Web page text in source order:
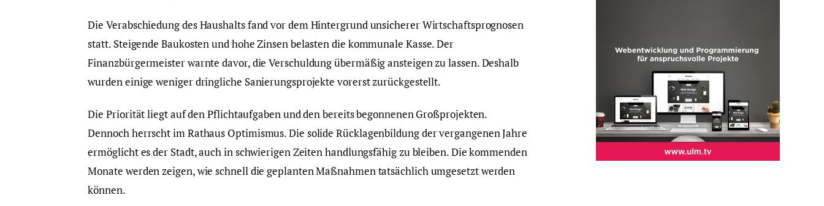
Die Verabschiedung des Haushalts fand vor dem Hintergrund unsicherer Wirtschaftsprognosen
statt. Steigende Baukosten und hohe Zinsen belasten die kommunale Kasse. Der
Finanzbürgermeister warnte davor, die Verschuldung übermäßig ansteigen zu lassen. Deshalb
wurden einige weniger dringliche Sanierungsprojekte vorerst zurückgestellt.
Die Priorität liegt auf den Pflichtaufgaben und den bereits begonnenen Großprojekten.
Dennoch herrscht im Rathaus Optimismus. Die solide Rücklagenbildung der vergangenen Jahre
ermöglicht es der Stadt, auch in schwierigen Zeiten handlungsfähig zu bleiben. Die kommenden
Monate werden zeigen, wie schnell die geplanten Maßnahmen tatsächlich umgesetzt werden
können.